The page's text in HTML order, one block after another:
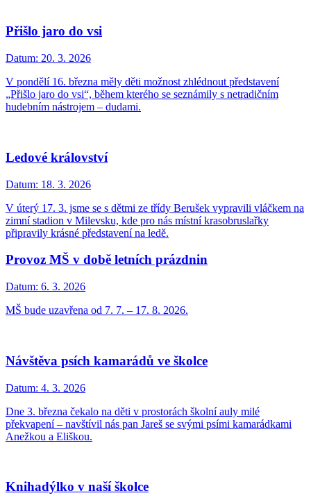
Přišlo jaro do vsi
Datum: 20. 3. 2026
V pondělí 16. března měly děti možnost zhlédnout představení
„Přišlo jaro do vsi“, během kterého se seznámily s netradičním
hudebním nástrojem – dudami.
Ledové království
Datum: 18. 3. 2026
V úterý 17. 3. jsme se s dětmi ze třídy Berušek vypravili vláčkem na
zimní stadion v Milevsku, kde pro nás místní krasobruslařky
připravily krásné představení na ledě.
Provoz MŠ v době letních prázdnin
Datum: 6. 3. 2026
MŠ bude uzavřena od 7. 7. – 17. 8. 2026.
Návštěva psích kamarádů ve školce
Datum: 4. 3. 2026
Dne 3. března čekalo na děti v prostorách školní auly milé
překvapení – navštívil nás pan Jareš se svými psími kamarádkami
Anežkou a Eliškou.
Knihadýlko v naší školce